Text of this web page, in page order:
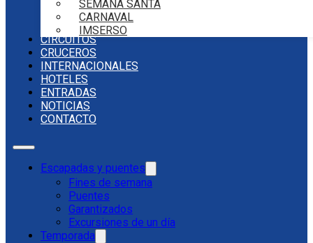
SEMANA SANTA
CARNAVAL
IMSERSO
CIRCUITOS
CRUCEROS
INTERNACIONALES
HOTELES
ENTRADAS
NOTICIAS
CONTACTO
Escapadas y puentes
Fines de semana
Puentes
Garantizados
Excursiones de un día
Temporada